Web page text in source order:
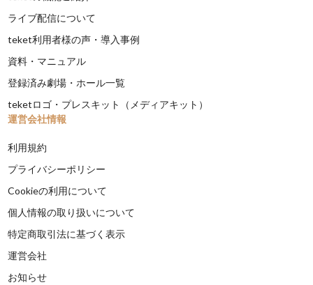
ライブ配信について
teket利用者様の声・導入事例
資料・マニュアル
登録済み劇場・ホール一覧
teketロゴ・プレスキット（メディアキット）
運営会社情報
利用規約
プライバシーポリシー
Cookieの利用について
個人情報の取り扱いについて
特定商取引法に基づく表示
運営会社
お知らせ